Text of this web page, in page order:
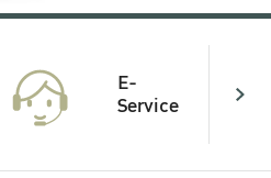
E-
Service